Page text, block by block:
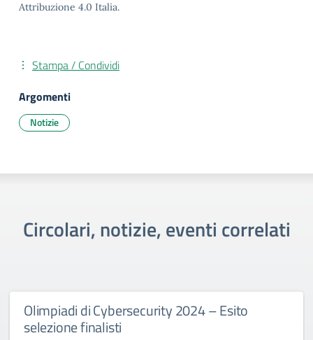
Attribuzione 4.0 Italia.
Stampa / Condividi
Argomenti
Notizie
Circolari, notizie, eventi correlati
Olimpiadi di Cybersecurity 2024 – Esito
selezione finalisti